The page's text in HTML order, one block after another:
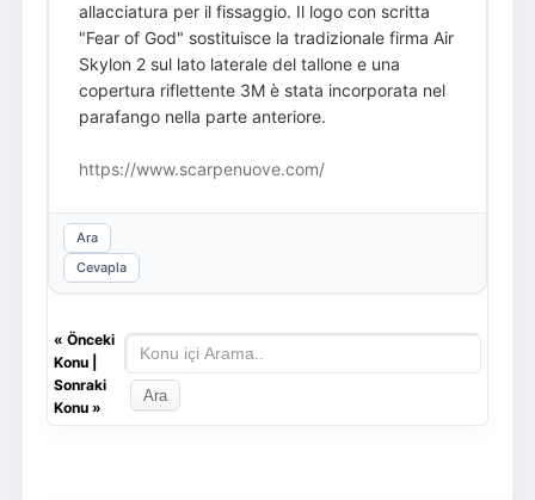
allacciatura per il fissaggio. Il logo con scritta
"Fear of God" sostituisce la tradizionale firma Air
Skylon 2 sul lato laterale del tallone e una
copertura riflettente 3M è stata incorporata nel
parafango nella parte anteriore.
https://www.scarpenuove.com/
Ara
Cevapla
« Önceki
Konu|
Sonraki
Konu»